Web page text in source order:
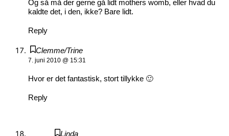
Og så må der gerne gå lidt mothers womb, eller hvad du
kaldte det, i den, ikke? Bare lidt.
Reply
Clemme/Trine
7. juni 2010 @ 15:31
Hvor er det fantastisk, stort tillykke 🙂
Reply
Linda